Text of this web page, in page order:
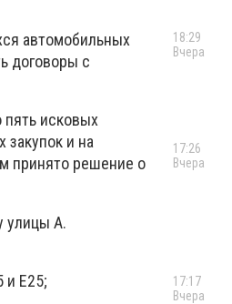
автомобильных
договоры с
исковых
закупок и на
принято решение о
улицы А.
и Е25;
18:29
Вчера
17:26
Вчера
17:17
Вчера